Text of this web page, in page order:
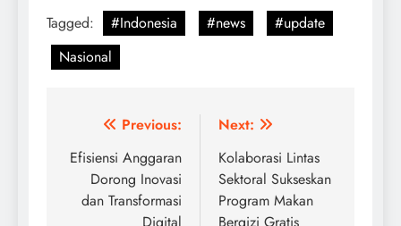
Tagged: #Indonesia #news
#update
Nasional
Post
navigation
Previous:
Efisiensi Anggaran
Dorong Inovasi
dan Transformasi
Digital
Next:
Kolaborasi Lintas
Sektoral Sukseskan
Program Makan
Bergizi Gratis